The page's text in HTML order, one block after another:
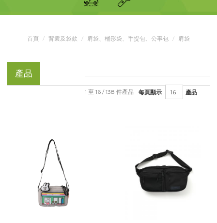
首頁 背囊及袋款 肩袋、桶形袋、手提包、公事包 肩袋
產品
每頁顯示 產品
1 至 16 / 138 件產品